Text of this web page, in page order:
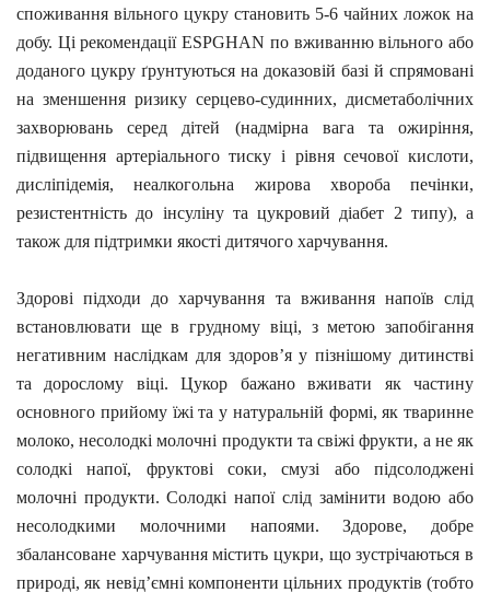
споживання вільного цукру становить 5-6 чайних ложок на
добу. Ці рекомендації ESPGHAN по вживанню вільного або
доданого цукру ґрунтуються на доказовій базі й спрямовані
на зменшення ризику серцево-судинних, дисметаболічних
захворювань серед дітей (надмірна вага та ожиріння,
підвищення артеріального тиску і рівня сечової кислоти,
дисліпідемія, неалкогольна жирова хвороба печінки,
резистентність до інсуліну та цукровий діабет 2 типу), а
також для підтримки якості дитячого харчування.
Здорові підходи до харчування та вживання напоїв слід
встановлювати ще в грудному віці, з метою запобігання
негативним наслідкам для здоров’я у пізнішому дитинстві
та дорослому віці. Цукор бажано вживати як частину
основного прийому їжі та у натуральній формі, як тваринне
молоко, несолодкі молочні продукти та свіжі фрукти, а не як
солодкі напої, фруктові соки, смузі або підсолоджені
молочні продукти. Солодкі напої слід замінити водою або
несолодкими молочними напоями. Здорове, добре
збалансоване харчування містить цукри, що зустрічаються в
природі, як невід’ємні компоненти цільних продуктів (тобто